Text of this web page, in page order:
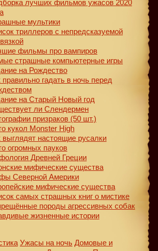
лучших фильмов ужасов 2020
мультики
триллеров с непредсказуемой
фильмы про вампиров
страшные компьютерные игры
на Рождество
правильно гадать в ночь перед
на Старый Новый год
ли Слендермен
призраков (50 шт.)
кукол Monster High
выглядят настоящие русалки
огромных пауков
Древней Греции
мифические существа
Северной Америки
мифические существа
самых страшных книг о мистике
породы агрессивных собак
жизненные истории
Ужасы на ночь Домовые и